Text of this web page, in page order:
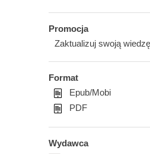
Promocja
Zaktualizuj swoją wiedzę
Format
Epub/Mobi
PDF
Wydawca